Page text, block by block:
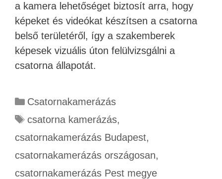
a kamera lehetőséget biztosít arra, hogy
képeket és videókat készítsen a csatorna
belső területéről, így a szakemberek
képesek vizuális úton felülvizsgálni a
csatorna állapotát.
Csatornakamerázás
csatorna kamerázás,
csatornakamerázás Budapest,
csatornakamerázás országosan,
csatornakamerázás Pest megye